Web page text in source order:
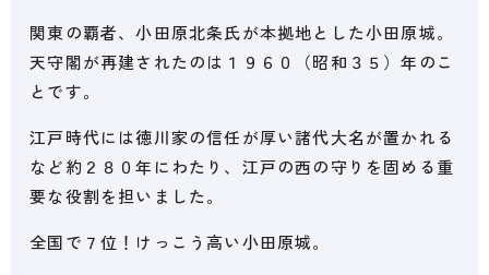
関東の覇者、小田原北条氏が本拠地とした小田原城。
天守閣が再建されたのは１９６０（昭和３５）年のこ
とです。
江戸時代には徳川家の信任が厚い諸代大名が置かれる
など約２８０年にわたり、江戸の西の守りを固める重
要な役割を担いました。
全国で７位！けっこう高い小田原城。